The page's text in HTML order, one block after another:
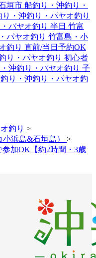
垣市 船釣り・沖釣り・
・沖釣り・パヤオ釣り
パヤオ釣り 半日 竹富
パヤオ釣り 竹富島・小
釣り 直前/当日予約OK
り・パヤオ釣り 初心者
沖釣り・パヤオ釣り 子
り・沖釣り・パヤオ釣
釣り >
小浜島&石垣島） >
加OK【約2時間・3歳